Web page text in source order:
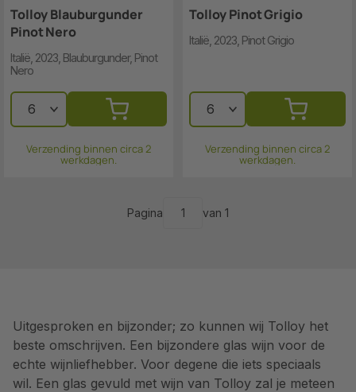
Tolloy Blauburgunder
Pinot Nero
Italië, 2023, Blauburgunder, Pinot
Nero
Verzending binnen circa 2
werkdagen.
Tolloy Pinot Grigio
Italië, 2023, Pinot Grigio
Verzending binnen circa 2
werkdagen.
Pagina van 1
Uitgesproken en bijzonder; zo kunnen wij Tolloy het
beste omschrijven. Een bijzondere glas wijn voor de
echte wijnliefhebber. Voor degene die iets speciaals
wil. Een glas gevuld met wijn van Tolloy zal je meteen